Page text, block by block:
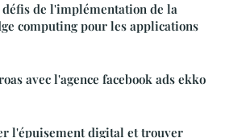
défis de l'implémentation de la
computing pour les applications
avec l'agence facebook ads ekko
l'épuisement digital et trouver